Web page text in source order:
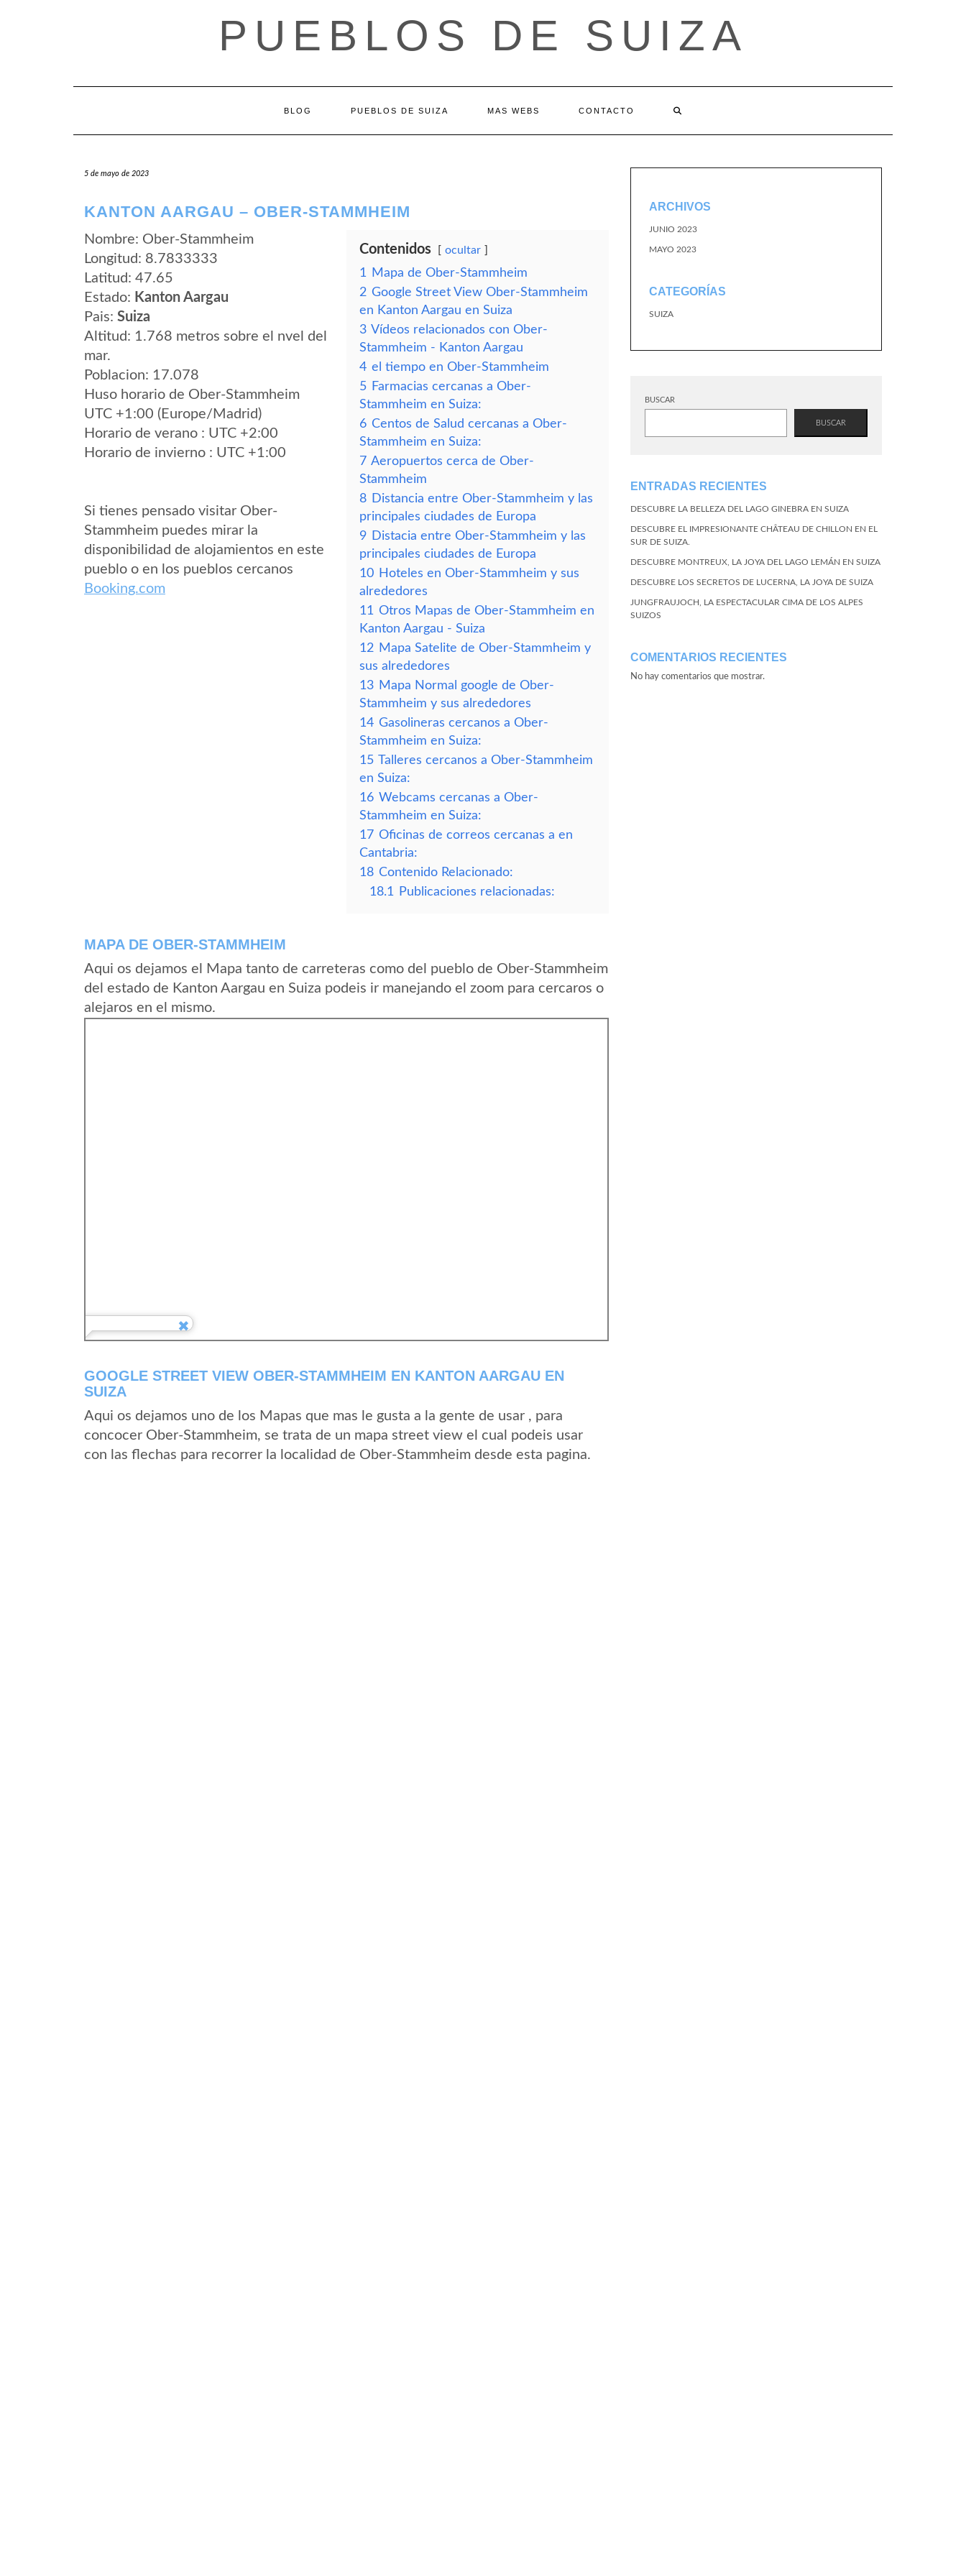
PUEBLOS DE SUIZA
BLOG PUEBLOS DE SUIZA MAS WEBS CONTACTO
5 de mayo de 2023
KANTON AARGAU – OBER-STAMMHEIM
Nombre: Ober-Stammheim
Longitud: 8.7833333
Latitud: 47.65
Estado: Kanton Aargau
Pais: Suiza
Altitud: 1.768 metros sobre el nvel del
mar.
Poblacion: 17.078
Huso horario de Ober-Stammheim
UTC +1:00 (Europe/Madrid)
Horario de verano : UTC +2:00
Horario de invierno : UTC +1:00
Si tienes pensado visitar Ober-
Stammheim puedes mirar la
disponibilidad de alojamientos en este
pueblo o en los pueblos cercanos
Booking.com
Contenidos ocultar
1
Mapa de Ober-Stammheim
2 Google Street View Ober-Stammheim
en Kanton Aargau en Suiza
3 Vídeos relacionados con Ober-
Stammheim - Kanton Aargau
4 el tiempo en Ober-Stammheim
5 Farmacias cercanas a Ober-
Stammheim en Suiza:
6 Centos de Salud cercanas a Ober-
Stammheim en Suiza:
7 Aeropuertos cerca de Ober-
Stammheim
8 Distancia entre Ober-Stammheim y las
principales ciudades de Europa
9 Distacia entre Ober-Stammheim y las
principales ciudades de Europa
10 Hoteles en Ober-Stammheim y sus
alrededores
11 Otros Mapas de Ober-Stammheim en
Kanton Aargau - Suiza
12 Mapa Satelite de Ober-Stammheim y
sus alrededores
13 Mapa Normal google de Ober-
Stammheim y sus alrededores
14 Gasolineras cercanos a Ober-
Stammheim en Suiza:
15 Talleres cercanos a Ober-Stammheim
en Suiza:
16 Webcams cercanas a Ober-
Stammheim en Suiza:
17 Oficinas de correos cercanas a en
Cantabria:
18 Contenido Relacionado:
18.1
Publicaciones relacionadas:
MAPA DE OBER-STAMMHEIM
Aqui os dejamos el Mapa tanto de carreteras como del pueblo de Ober-Stammheim
del estado de Kanton Aargau en Suiza podeis ir manejando el zoom para cercaros o
alejaros en el mismo.
GOOGLE STREET VIEW OBER-STAMMHEIM EN KANTON AARGAU EN
SUIZA
Aqui os dejamos uno de los Mapas que mas le gusta a la gente de usar , para
concocer Ober-Stammheim, se trata de un mapa street view el cual podeis usar
con las flechas para recorrer la localidad de Ober-Stammheim desde esta pagina.
ARCHIVOS
JUNIO 2023
MAYO 2023
CATEGORÍAS
SUIZA
BUSCAR
BUSCAR
ENTRADAS RECIENTES
DESCUBRE LA BELLEZA DEL LAGO GINEBRA EN SUIZA
DESCUBRE EL IMPRESIONANTE CHÂTEAU DE CHILLON EN EL
SUR DE SUIZA.
DESCUBRE MONTREUX, LA JOYA DEL LAGO LEMÁN EN SUIZA
DESCUBRE LOS SECRETOS DE LUCERNA, LA JOYA DE SUIZA
JUNGFRAUJOCH, LA ESPECTACULAR CIMA DE LOS ALPES
SUIZOS
COMENTARIOS RECIENTES
No hay comentarios que mostrar.